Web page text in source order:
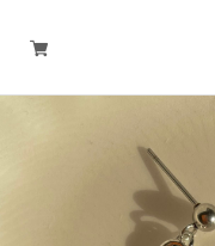
pierce
earring